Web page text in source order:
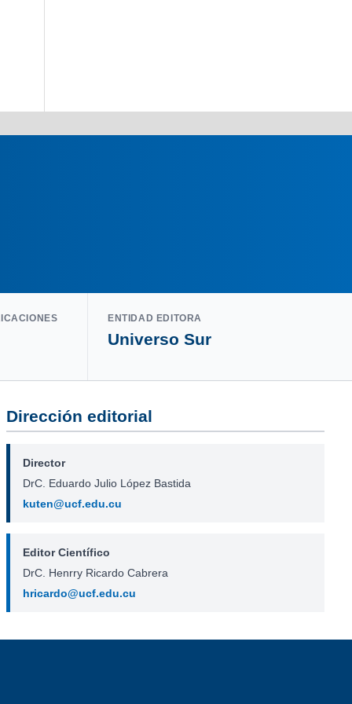
ENTIDAD EDITORA
Universo Sur
Dirección editorial
Director
DrC. Eduardo Julio López Bastida
kuten@ucf.edu.cu
Editor Científico
DrC. Henrry Ricardo Cabrera
hricardo@ucf.edu.cu